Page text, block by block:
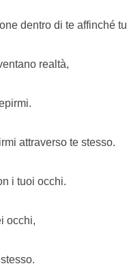
dentro di te affinché
realtà,
attraverso te stesso.
i tuoi occhi.
occhi,